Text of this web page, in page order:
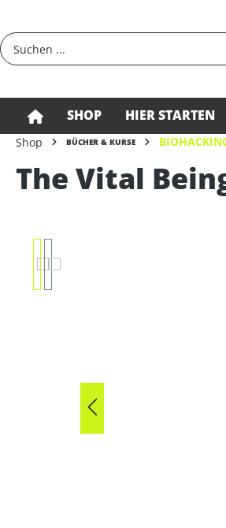
SHOP HIER STARTEN
Shop BÜCHER & KURSE
The Vital